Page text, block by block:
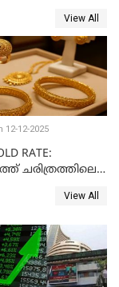
View All
12-12-2025
RATE:
ചരിത്രത്തിലെ
View All